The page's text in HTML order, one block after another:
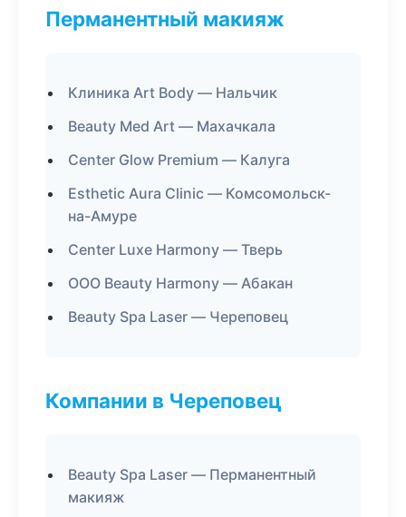
Перманентный макияж
Клиника Art Body — Нальчик
Beauty Med Art — Махачкала
Center Glow Premium — Калуга
Esthetic Aura Clinic — Комсомольск-
на-Амуре
Center Luxe Harmony — Тверь
ООО Beauty Harmony — Абакан
Beauty Spa Laser — Череповец
Компании в Череповец
Beauty Spa Laser — Перманентный
макияж